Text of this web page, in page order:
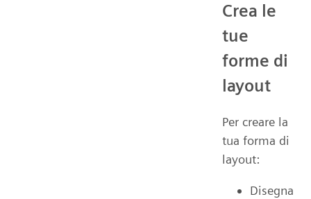
Crea le
tue
forme di
layout
Per creare la
tua forma di
layout:
Disegna